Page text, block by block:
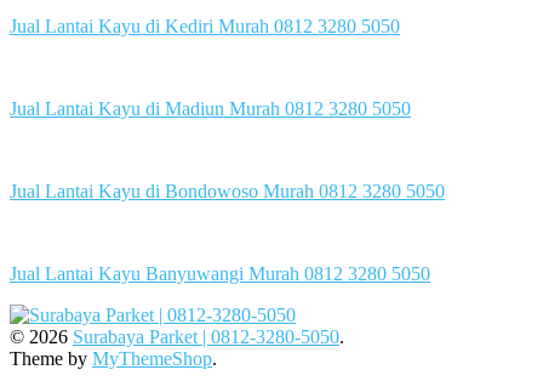
Jual Lantai Kayu di Kediri Murah 0812 3280 5050
Jual Lantai Kayu di Madiun Murah 0812 3280 5050
Jual Lantai Kayu di Bondowoso Murah 0812 3280 5050
Jual Lantai Kayu Banyuwangi Murah 0812 3280 5050
© 2026 Surabaya Parket | 0812-3280-5050.
Theme by MyThemeShop.